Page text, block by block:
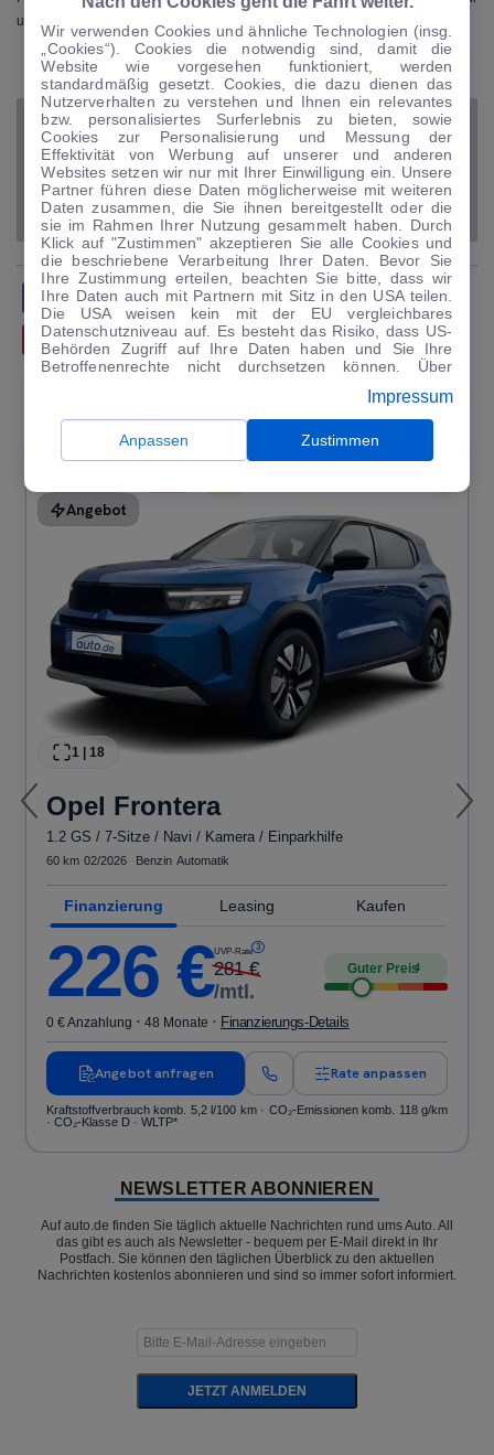
und Messlatte im Segment. Ende August fallen die Masken endgültig.
VERWANDTE THEMEN
FACELIFT LIMOUSINE PORSCHE PORSCHE PANAMERA
PORSCHE PANAMERA TURBO S
PORSCHE PANAMERA TURBO S E-HYBRID SPORTLIMOUSINE
TEILEN TWITTERN TEILEN
FLIPPEN MAILEN
UNSERE TOP-ANGEBOTE FÜR SIE
Angebot
1 | 18
Opel Frontera
1.2 GS / 7-Sitze / Navi / Kamera / Einparkhilfe
60 km 02/2026 Benzin Automatik
Finanzierung Leasing Kaufen
226 €UVP-Rate 3
281€
/mtl.
Guter Preis4
0 € Anzahlung · 48 Monate · Finanzierungs-Details
Angebot anfragen Rate anpassen
Kraftstoffverbrauch komb. 5,2 l/100 km · CO₂-Emissionen komb. 118 g/km
· CO₂-Klasse D · WLTP*
NEWSLETTER ABONNIEREN
Auf auto.de finden Sie täglich aktuelle Nachrichten rund ums Auto. All
das gibt es auch als Newsletter - bequem per E-Mail direkt in Ihr
Postfach. Sie können den täglichen Überblick zu den aktuellen
Nachrichten kostenlos abonnieren und sind so immer sofort informiert.
JETZT ANMELDEN
Wir verwenden Cookies und ähnliche Technologien (insg.
„Cookies“). Cookies die notwendig sind, damit die
Website wie vorgesehen funktioniert, werden
standardmäßig gesetzt. Cookies, die dazu dienen das
Nutzerverhalten zu verstehen und Ihnen ein relevantes
bzw. personalisiertes Surferlebnis zu bieten, sowie
Cookies zur Personalisierung und Messung der
Effektivität von Werbung auf unserer und anderen
Websites setzen wir nur mit Ihrer Einwilligung ein. Unsere
Partner führen diese Daten möglicherweise mit weiteren
Daten zusammen, die Sie ihnen bereitgestellt oder die
sie im Rahmen Ihrer Nutzung gesammelt haben. Durch
Klick auf "Zustimmen" akzeptieren Sie alle Cookies und
die beschriebene Verarbeitung Ihrer Daten. Bevor Sie
Ihre Zustimmung erteilen, beachten Sie bitte, dass wir
Ihre Daten auch mit Partnern mit Sitz in den USA teilen.
Die USA weisen kein mit der EU vergleichbares
Datenschutzniveau auf. Es besteht das Risiko, dass US-
Behörden Zugriff auf Ihre Daten haben und Sie Ihre
Betroffenenrechte nicht durchsetzen können. Über
anpassen. Dies ist auch später jederzeit im Bereich
Cookie-Richtliniemöglich. Weitere Informationen finden
Sie in unsererDatenschutzerklärung .
Impressum
Anpassen Zustimmen